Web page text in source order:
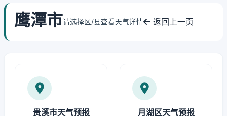
鹰潭市请选择区/县查看天气详情 返回上一页
贵溪市天气预报 月湖区天气预报